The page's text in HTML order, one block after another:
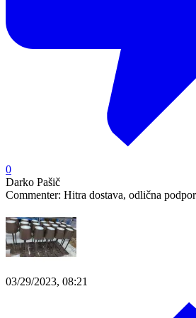
0
Darko Pašič
Commenter: Hitra dostava, odlična
03/29/2023, 08:21